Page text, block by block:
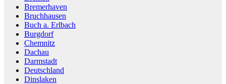
Bremerhaven
Bruchhausen
Buch a. Erlbach
Burgdorf
Chemnitz
Dachau
Darmstadt
Deutschland
Dinslaken